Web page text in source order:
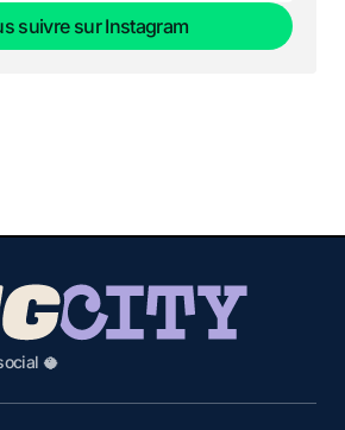
suivre sur Instagram
🥥